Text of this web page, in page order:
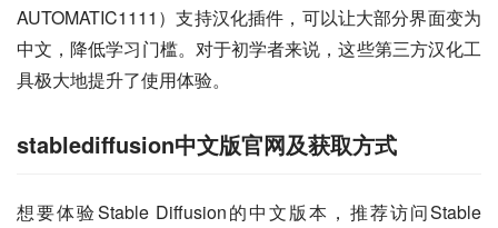
AUTOMATIC1111）支持汉化插件，可以让大部分界面变为
中文，降低学习门槛。对于初学者来说，这些第三方汉化工
具极大地提升了使用体验。
stablediffusion中文版官网及获取方式
想要体验Stable Diffusion的中文版本，推荐访问Stable